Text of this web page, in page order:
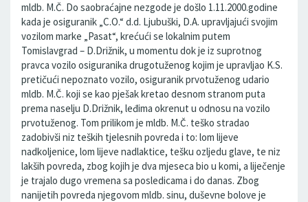
mldb. M.Č. Do saobraćajne nezgode je došlo 1.11.2000.godine
kada je osiguranik „C.O.“ d.d. Ljubuški, D.A. upravljajući svojim
vozilom marke „Pasat“, krećući se lokalnim putem
Tomislavgrad – D.Drižnik, u momentu dok je iz suprotnog
pravca vozilo osiguranika drugotuženog kojim je upravljao K.S.
pretičući nepoznato vozilo, osiguranik prvotuženog udario
mldb. M.Č. koji se kao pješak kretao desnom stranom puta
prema naselju D.Drižnik, leđima okrenut u odnosu na vozilo
prvotuženog. Tom prilikom je mldb. M.Č. teško stradao
zadobivši niz teških tjelesnih povreda i to: lom lijeve
nadkoljenice, lom lijeve nadlaktice, tešku ozljedu glave, te niz
lakših povreda, zbog kojih je dva mjeseca bio u komi, a liječenje
je trajalo dugo vremena sa posledicama i do danas. Zbog
nanijetih povreda njegovom mldb. sinu, duševne bolove je